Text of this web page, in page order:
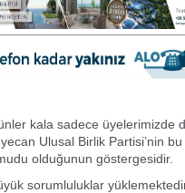
kala sadece üyelerimizde
Ulusal Birlik Partisi’nin
olduğunun göstergesidir.
sorumluluklar